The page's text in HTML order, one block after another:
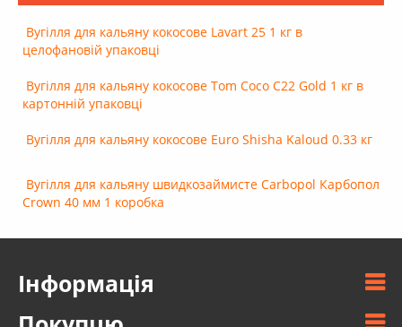
Вугілля для кальяну кокосове Lavart 25 1 кг в
целофановій упаковці
Вугілля для кальяну кокосове Tom Coco C22 Gold 1 кг в
картонній упаковці
Вугілля для кальяну кокосове Euro Shisha Kaloud 0.33 кг
Вугілля для кальяну швидкозаймисте Carbopol Карбопол
Crown 40 мм 1 коробка
Інформація